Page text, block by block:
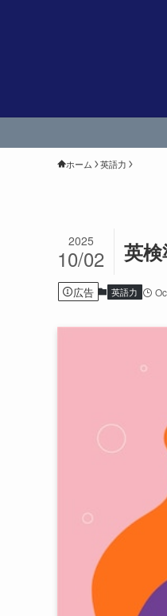
ホーム 英語力
英
2025
10/02
広告 英語力